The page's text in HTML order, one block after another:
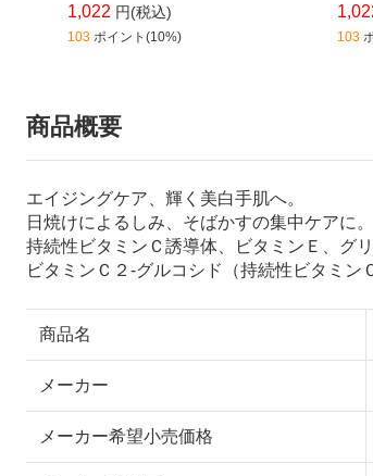
1,022 円(税込)
103 ポイント(10%) 103
商品概要
エイジングケア、輝く美白手肌へ。
日焼けによるしみ、そばかすの集中ケアに。
持続性ビタミンＣ誘導体、ビタミンＥ、グ
ビタミンＣ２-グルコシド（持続性ビタミ
商品名
メーカー
メーカー希望小売価格